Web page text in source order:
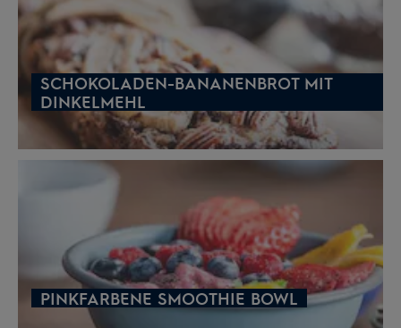
SCHOKOLADEN-BANANENBROT MIT
DINKELMEHL
PINKFARBENE SMOOTHIE BOWL